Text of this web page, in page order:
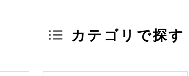
カテゴリで探す